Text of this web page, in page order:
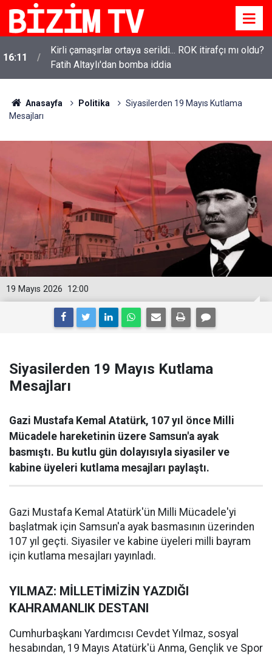
16:11
Kirli çamaşırlar ortaya serildi... ROK itirafçı mı oldu?
Fatih Altaylı'dan bomba iddia
Anasayfa Politika
Siyasilerden 19 Mayıs Kutlama
Mesajları
12:00
19 Mayıs 2026
Siyasilerden 19 Mayıs Kutlama
Mesajları
Gazi Mustafa Kemal Atatürk, 107 yıl önce Milli
Mücadele hareketinin üzere Samsun'a ayak
basmıştı. Bu kutlu gün dolayısıyla siyasiler ve
kabine üyeleri kutlama mesajları paylaştı.
Gazi Mustafa Kemal Atatürk'ün Milli Mücadele'yi
başlatmak için Samsun'a ayak basmasının üzerinden
107 yıl geçti. Siyasiler ve kabine üyeleri milli bayram
için kutlama mesajları yayınladı.
YILMAZ: MİLLETİMİZİN YAZDIĞI
KAHRAMANLIK DESTANI
Cumhurbaşkanı Yardımcısı Cevdet Yılmaz, sosyal
hesabından, 19 Mayıs Atatürk'ü Anma, Gençlik ve Spor